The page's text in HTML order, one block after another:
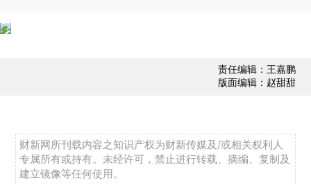
责任编辑：王嘉鹏
版面编辑：赵甜甜
财新网所刊载内容之知识产权为财新传媒及/或相关权利人
专属所有或持有。未经许可，禁止进行转载、摘编、复制及
建立镜像等任何使用。